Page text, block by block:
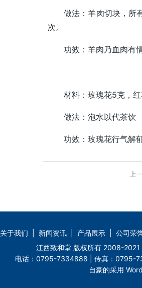
做法：羊肉切块，所有
次。
功效：羊肉乃血肉有情
材料：玫瑰花5克，红
做法：泡水以代茶饮
功效：玫瑰花行气解郁
上
关于我们 新闻资讯 产品展示
公司荣
江西致和堂 版权所有 2008-
电话：0795-7334888 | 传真：0795-
自豪的采用